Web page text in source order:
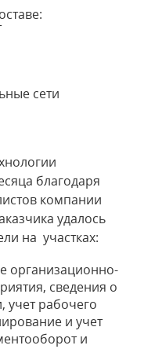
сети
благодаря
компании
удалось
на участках:
организационно-
сведения о
учет рабочего
и учет
и